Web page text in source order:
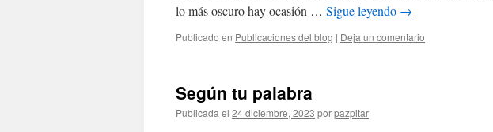
lo más oscuro hay ocasión … Sigue leyendo →
Publicado en Publicaciones del blog | Deja un comentario
Según tu palabra
Publicada el 24 diciembre, 2023 porpazpitar